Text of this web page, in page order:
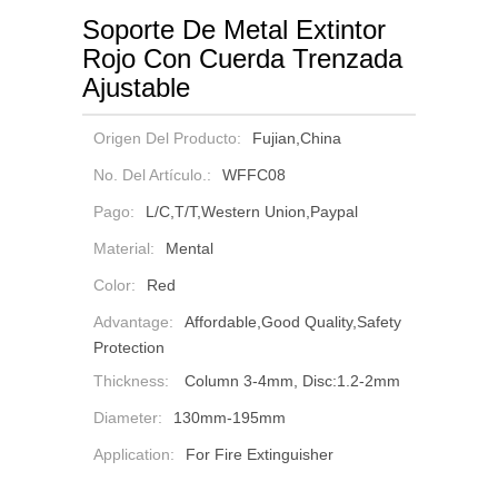
Soporte De Metal Extintor
Rojo Con Cuerda Trenzada
Ajustable
Origen Del Producto: Fujian,China
No. Del Artículo.: WFFC08
Pago: L/C,T/T,Western Union,Paypal
Material: Mental
Color: Red
Advantage:
Affordable,Good Quality,Safety
Protection
Thickness:
Column 3-4mm, Disc:1.2-2mm
Diameter: 130mm-195mm
Application: For Fire Extinguisher